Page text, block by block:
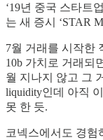
‘19년 중국 스타트
는 새 증시 ‘STAR
7월 거래를 시작한
10b 가치로 거래되
월 지나지 않고 그
liquidity인데 아직
못 한 듯.
코넥스에서도 경험